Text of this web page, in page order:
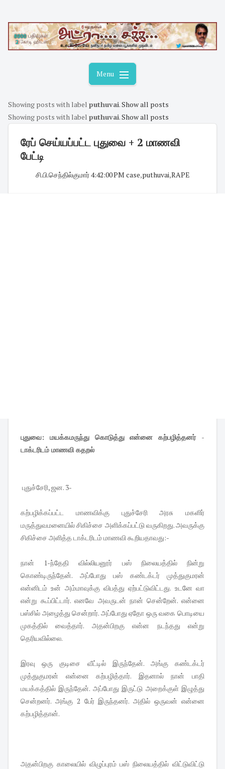
content
Menu
Showing posts with label puthuvai.Show all posts
Showing posts with label puthuvai.Show all posts
ரேப் செய்யப்பட்ட புதுவை + 2 மாணவி
பேட்டி
சி.பி.செந்தில்குமார்·4:42:00 PM case,puthuvai,RAPE
புதுவை: மயக்கமருந்து கொடுத்து என்னை கற்பழித்தனர் -
டாக்டரிடம் மாணவி கதறல்
புதுச்சேரி, ஜன. 3-
கற்பழிக்கப்பட்ட மாணவிக்கு புதுச்சேரி அரசு மகளிர்
மருத்துவமனையில் சிகிச்சை அளிக்கப்பட்டு வருகிறது. அவருக்கு
சிகிச்சை அளித்த டாக்டரிடம் மாணவி கூறியதாவது:-
நான் 1-ந்தேதி வில்லியனூர் பஸ் நிலையத்தில் நின்று
கொண்டிருந்தேன். அப்போது பஸ் கண்டக்டர் முத்துகுமரன்
என்னிடம் உன் அம்மாவுக்கு விபத்து ஏற்பட்டுவிட்டது. உடனே வா
என்று கூப்பிட்டார். எனவே அவருடன் நான் சென்றேன். என்னை
பஸ்சில் அழைத்து சென்றார். அப்போது ஏதோ ஒரு வகை பொடியை
முகத்தில் வைத்தார். அதன்பிறகு என்ன நடந்தது என்று
தெரியவில்லை.
இரவு ஒரு குடிசை வீட்டில் இருந்தேன். அங்கு கண்டக்டர்
முத்துகுமரன் என்னை கற்பழித்தார். இதனால் நான் பாதி
மயக்கத்தில் இருந்தேன். அப்போது இருட்டு அறைக்குள் இழுத்து
சென்றனர். அங்கு 2 பேர் இருந்தனர். அதில் ஒருவன் என்னை
கற்பழித்தான்.
அதன்பிறகு காலையில் விழுப்புரம் பஸ் நிலையத்தில் விட்டுவிட்டு